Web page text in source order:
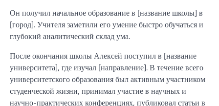
Он получил начальное образование в [название школы] в
[город]. Учителя заметили его умение быстро обучаться и
глубокий аналитический склад ума.
После окончания школы Алексей поступил в [название
университета], где изучал [направление]. В течение всего
университетского образования был активным участником
студенческой жизни, принимал участие в научных и
научно-практических конференциях, публиковал статьи в